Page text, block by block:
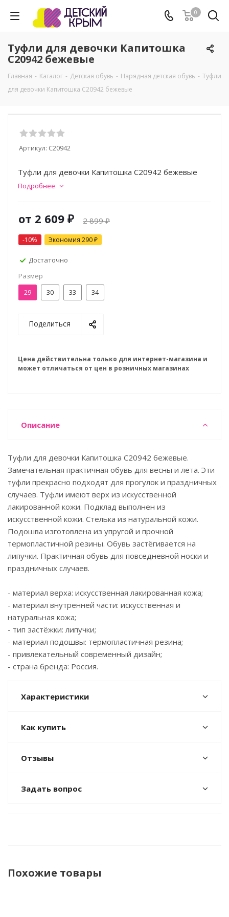
0
Туфли для девочки Капитошка
C20942 бежевые
Главная - Каталог - Детская обувь - Нарядная детская обувь - Туфли
для девочки Капитошка C20942 бежевые
Артикул: C20942
Туфли для девочки Капитошка C20942 бежевые
Подробнее
от 2 609 ₽ 2 899 ₽
-10% Экономия 290 ₽
Достаточно
Размер
29
30 33 34
Поделиться
Цена действительна только для интернет-магазина и
может отличаться от цен в розничных магазинах
Описание
Туфли для девочки Капитошка C20942 бежевые.
Замечательная практичная обувь для весны и лета. Эти
туфли прекрасно подходят для прогулок и праздничных
случаев. Туфли имеют верх из искусственной
лакированной кожи. Подклад выполнен из
искусственной кожи. Стелька из натуральной кожи.
Подошва изготовлена из упругой и прочной
термопластичной резины. Обувь застёгивается на
липучки. Практичная обувь для повседневной носки и
праздничных случаев.
- материал верха: искусственная лакированная кожа;
- материал внутренней части: искусственная и
натуральная кожа;
- тип застёжки: липучки;
- материал подошвы: термопластичная резина;
- привлекательный современный дизайн;
- страна бренда: Россия.
Характеристики
Как купить
Отзывы
Задать вопрос
Похожие товары